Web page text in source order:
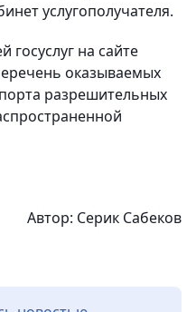
услугополучателя.
госуслуг на сайте
оказываемых
разрешительных
Автор: Серик Сабеков